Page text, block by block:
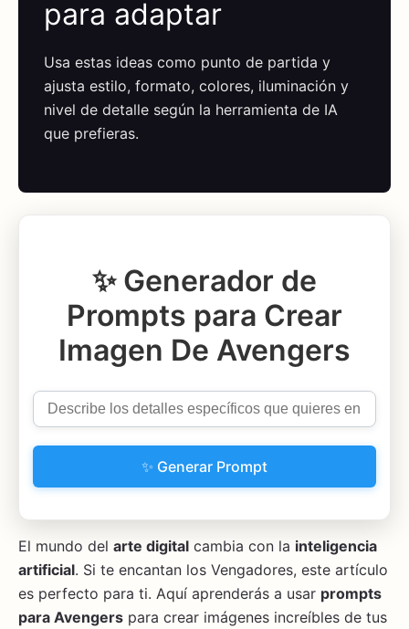
para adaptar
Usa estas ideas como punto de partida y
ajusta estilo, formato, colores, iluminación y
nivel de detalle según la herramienta de IA
que prefieras.
✨ Generador de
Prompts para Crear
Imagen De Avengers
✨ Generar Prompt
El mundo del arte digital cambia con la inteligencia
artificial. Si te encantan los Vengadores, este artículo
es perfecto para ti. Aquí aprenderás a usar prompts
para Avengers para crear imágenes increíbles de tus